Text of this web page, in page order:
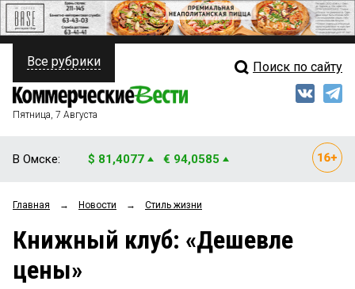
ПОЛИТИКА
ФИНАНСЫ
ОБЩЕСТВО
ЗАКОН
НОВОСТИ КОМПАНИЙ
Свежий выпуск
Рейтинги
Все рубрики Поиск по сайту
Пятница, 7 Августа
В Омске: $ 81,4077 € 94,0585
Главная → Новости → Стиль жизни
Книжный клуб: «Дешевле
цены»